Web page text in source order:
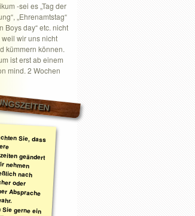
-sei es „Tag der
„Ehrenamtstag“
Boys day“ etc. nicht
weil wir uns nicht
kümmern können.
ist erst ab einem
mind. 2 Wochen
Sie, dass
unsere
geändert
nehmen
nach
oder
Absprache
wahr.
Sie gerne ein
mit Ihrem